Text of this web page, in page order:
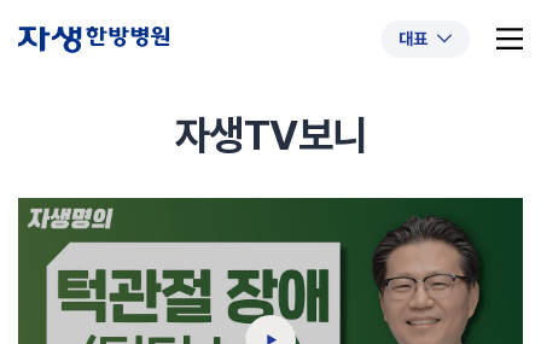
대표
추천 검색어
#허리디스크 #목디스크
#추나요법
자생TV보니